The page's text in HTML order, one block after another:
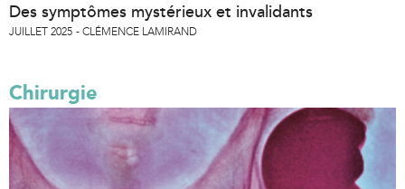
Des symptômes mystérieux et invalidants
JUILLET 2025 CLÉMENCE LAMIRAND
Chirurgie